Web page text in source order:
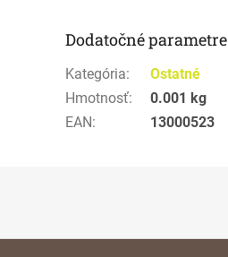
Dodatočné parametre
Kategória:
Ostatné
Hmotnosť:
0.001 kg
EAN: 13000523